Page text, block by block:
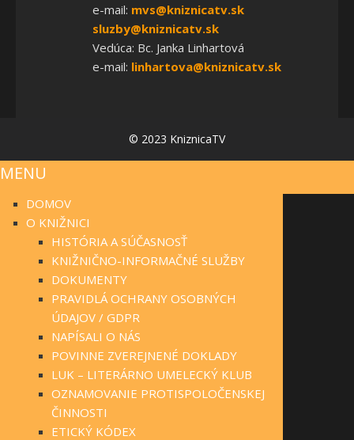
e-mail: mvs@kniznicatv.sk
sluzby@kniznicatv.sk
Vedúca: Bc. Janka Linhartová
e-mail: linhartova@kniznicatv.sk
© 2023 KniznicaTV
MENU
DOMOV
O KNIŽNICI
HISTÓRIA A SÚČASNOSŤ
KNIŽNIČNO-INFORMAČNÉ SLUŽBY
DOKUMENTY
PRAVIDLÁ OCHRANY OSOBNÝCH
ÚDAJOV / GDPR
NAPÍSALI O NÁS
POVINNE ZVEREJNENÉ DOKLADY
LUK – LITERÁRNO UMELECKÝ KLUB
OZNAMOVANIE PROTISPOLOČENSKEJ
ČINNOSTI
ETICKÝ KÓDEX